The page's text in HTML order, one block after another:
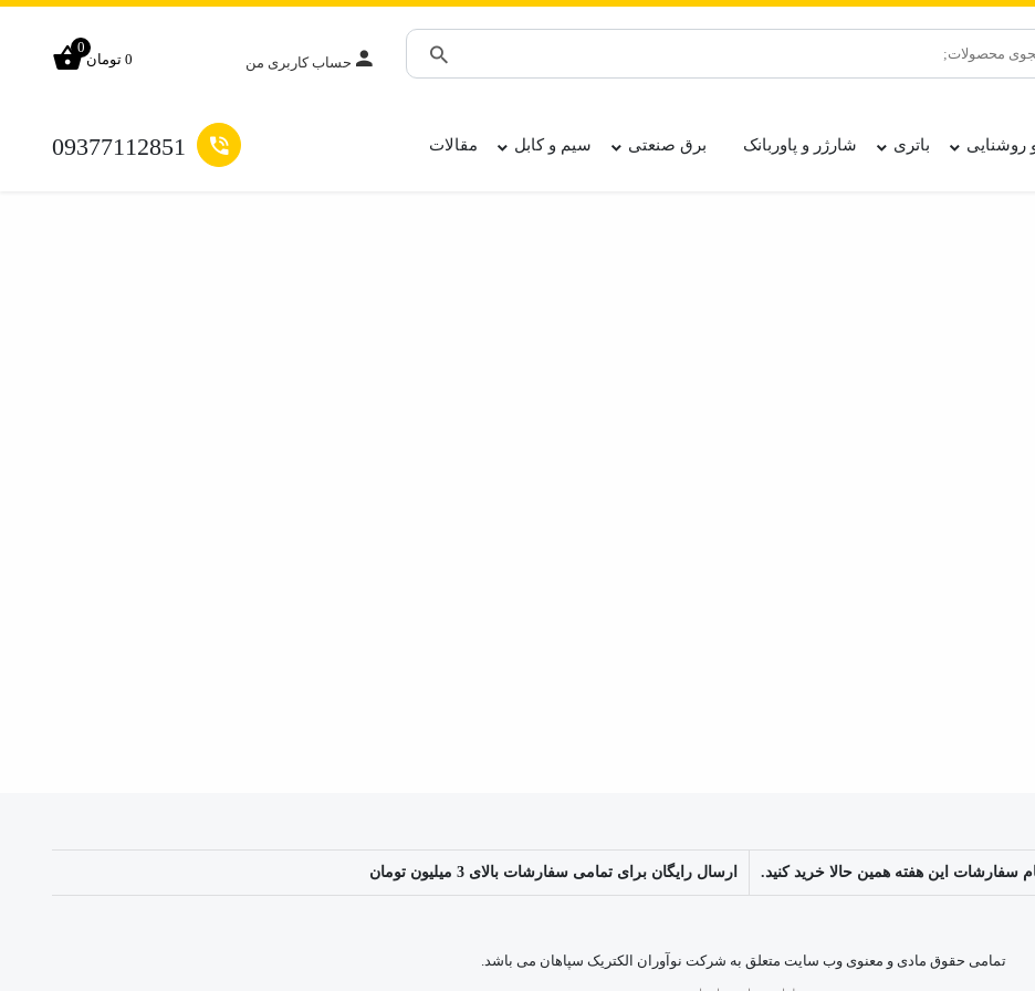
حساب کاربری من 0 تومان
0
روشنایی باتری شارژر و پاوربانک برق صنعتی سیم و کابل مقالات 09377112851
ارسال رایگان برای تمامی سفارشات بالای 3 میلیون تومان
تمامی حقوق مادی و معنوی وب سایت متعلق به شرکت نوآوران الکتریک سپاهان می باشد.